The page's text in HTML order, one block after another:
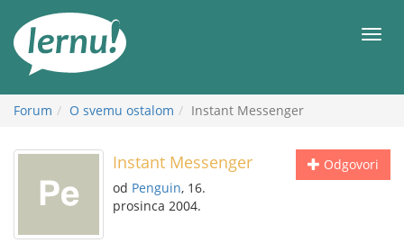
Meni
Forum O svemu ostalom Instant Messenger
Odgovori
Instant Messenger
od Penguin, 16.
prosinca 2004.